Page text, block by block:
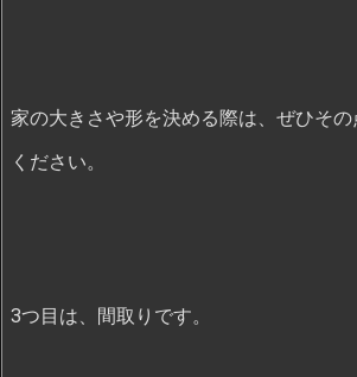
家の大きさや形を決める際は、ぜひそ
ください。
3つ目は、間取りです。